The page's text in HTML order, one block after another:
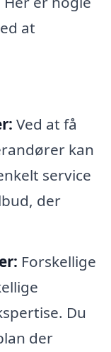
at
Ved at få
kan
service
der
Forskellige
Du
der